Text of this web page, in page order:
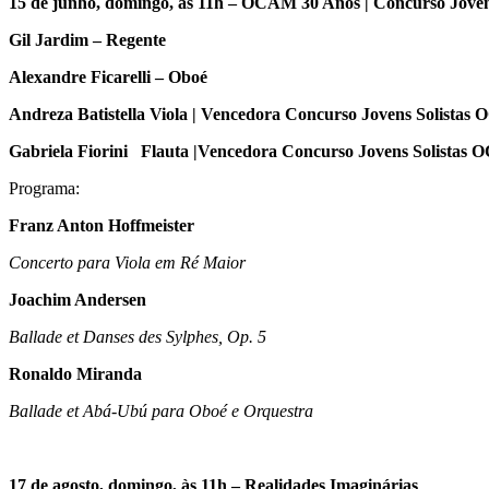
Gil Jardim – Regente
Alexandre Ficarelli – Oboé
Andreza Batistella Viola | Vencedora Concurso Jovens Solistas
Gabriela Fiorini Flauta |Vencedora Concurso Jovens Solistas
Programa:
Franz Anton Hoffmeister
Concerto para Viola em Ré Maior
Joachim Andersen
Ballade et Danses des Sylphes, Op. 5
Ronaldo Miranda
Ballade et Abá-Ubú para Oboé e Orquestra
17 de agosto, domingo, às 11h – Realidades Imaginárias